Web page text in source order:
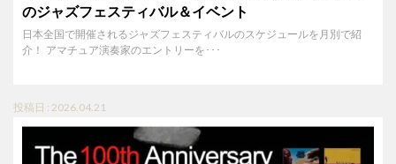
のジャズフェスティバル＆イベント
日本全国で開催されるジャズフェスティバルのスケジュールを月別で紹
介！ アマチュア演奏家のエントリーを･･･
投稿日 : 2026.04.21